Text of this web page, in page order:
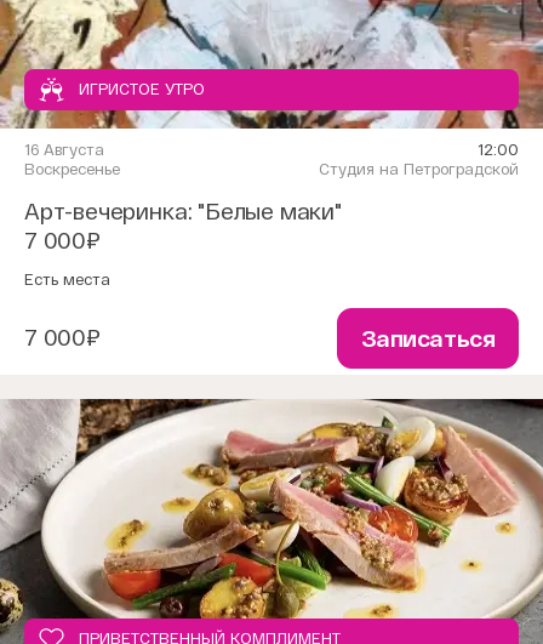
ИГРИСТОЕ УТРО
16 Августа
Воскресенье
12:00
Студия на Петроградской
Арт-вечеринка: "Белые маки"
7 000₽
Есть места
7 000₽ Записаться
ПРИВЕТСТВЕННЫЙ КОМПЛИМЕНТ